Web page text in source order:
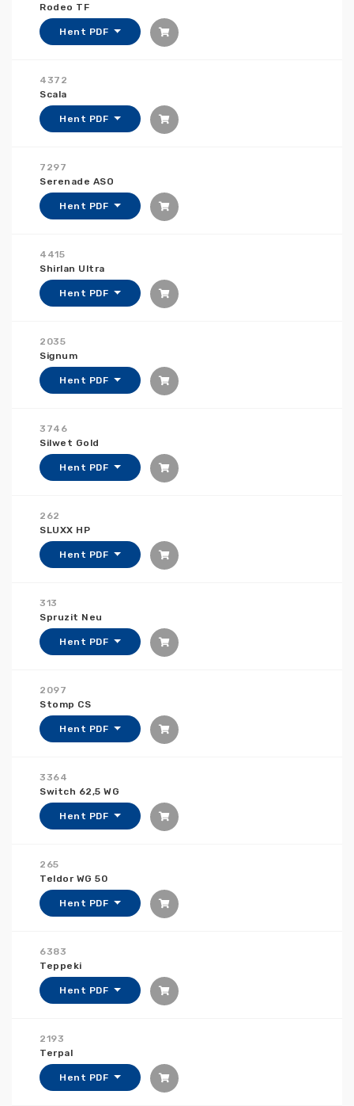
Rodeo TF
Hent PDF
4372
Scala
Hent PDF
7297
Serenade ASO
Hent PDF
4415
Shirlan Ultra
Hent PDF
2035
Signum
Hent PDF
3746
Silwet Gold
Hent PDF
262
SLUXX HP
Hent PDF
313
Spruzit Neu
Hent PDF
2097
Stomp CS
Hent PDF
3364
Switch 62,5 WG
Hent PDF
265
Teldor WG 50
Hent PDF
6383
Teppeki
Hent PDF
2193
Terpal
Hent PDF